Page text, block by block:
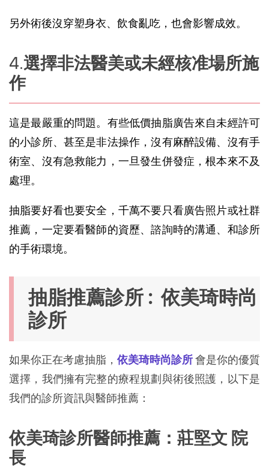
另外術後沒穿塑身衣、飲食亂吃，也會影響成效。
選擇非法醫美或未經核准場所施
作
這是最嚴重的問題。有些低價抽脂廣告來自未經許可
的小診所、甚至是非法操作，沒有麻醉設備、沒有手
術室、沒有急救能力，一旦發生併發症，根本來不及
處理。
抽脂要好看也要安全，千萬不要只看廣告照片或社群
推薦，一定要看醫師的資歷、諮詢時的溝通、和診所
的手術環境。
抽脂推薦診所 : 依美琦時尚
診所
如果你正在考慮抽脂， 依美琦時尚診所會是你的優質
選擇，我們擁有完整的療程規劃與術後照護，以下是
我們的診所資訊與醫師推薦：
依美琦診所醫師推薦：莊堅文 院
長